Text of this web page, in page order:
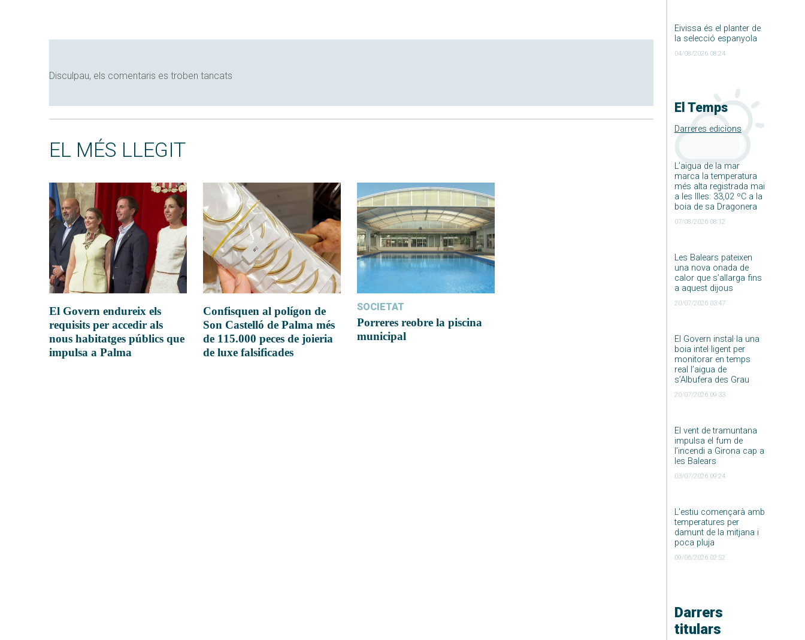
Eivissa és el planter de
la selecció espanyola
04/08/2026 08:24
El Temps
Darreres edicions
L’aigua de la mar
marca la temperatura
més alta registrada mai
a les Illes: 33,02 ºC a la
boia de sa Dragonera
07/08/2026 08:12
Les Balears pateixen
una nova onada de
calor que s’allarga fins
a aquest dijous
20/07/2026 03:47
El Govern instal·la una
boia intel·ligent per
monitorar en temps
real l’aigua de
s’Albufera des Grau
20/07/2026 09:33
El vent de tramuntana
impulsa el fum de
l’incendi a Girona cap a
les Balears
03/07/2026 09:24
L’estiu començarà amb
temperatures per
damunt de la mitjana i
poca pluja
09/06/2026 02:52
Darrers
titulars
Disculpau, els comentaris es troben tancats
EL MÉS LLEGIT
El Govern endureix els
requisits per accedir als
nous habitatges públics que
impulsa a Palma
Confisquen al polígon de
Son Castelló de Palma més
de 115.000 peces de joieria
de luxe falsificades
SOCIETAT
Porreres reobre la piscina
municipal